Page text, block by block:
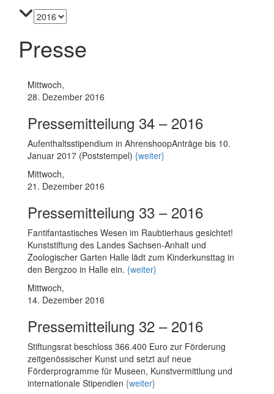
Presse
Mittwoch,
28. Dezember 2016
Pressemitteilung 34 – 2016
Aufenthaltsstipendium in AhrenshoopAnträge bis 10.
Januar 2017 (Poststempel) {weiter}
Mittwoch,
21. Dezember 2016
Pressemitteilung 33 – 2016
Fantifantastisches Wesen im Raubtierhaus gesichtet!
Kunststiftung des Landes Sachsen-Anhalt und
Zoologischer Garten Halle lädt zum Kinderkunsttag in
den Bergzoo in Halle ein. {weiter}
Mittwoch,
14. Dezember 2016
Pressemitteilung 32 – 2016
Stiftungsrat beschloss 366.400 Euro zur Förderung
zeitgenössischer Kunst und setzt auf neue
Förderprogramme für Museen, Kunstvermittlung und
internationale Stipendien {weiter}